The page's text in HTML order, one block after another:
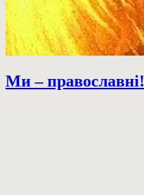
Ми – православні!